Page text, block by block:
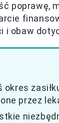
i obaw
okres
przez